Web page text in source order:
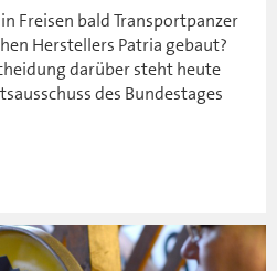
Freisen bald Transportpanzer
Herstellers Patria gebaut?
darüber steht heute
des Bundestages